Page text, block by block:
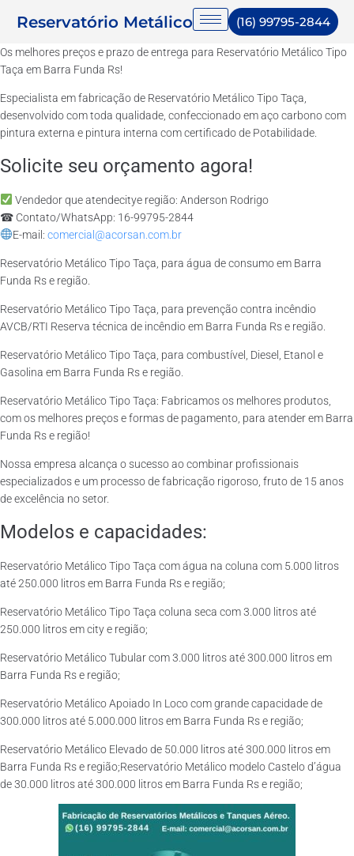
Reservatório Metálico (16) 99795-2844
Os melhores preços e prazo de entrega para Reservatório Metálico Tipo
Taça em Barra Funda Rs!
Especialista em fabricação de Reservatório Metálico Tipo Taça,
desenvolvido com toda qualidade, confeccionado em aço carbono com
pintura externa e pintura interna com certificado de Potabilidade.
Solicite seu orçamento agora!
Vendedor que atendecitye região: Anderson Rodrigo
☎ Contato/WhatsApp: 16-99795-2844
E-mail: comercial@acorsan.com.br
Reservatório Metálico Tipo Taça, para água de consumo em Barra
Funda Rs e região.
Reservatório Metálico Tipo Taça, para prevenção contra incêndio
AVCB/RTI Reserva técnica de incêndio em Barra Funda Rs e região.
Reservatório Metálico Tipo Taça, para combustível, Diesel, Etanol e
Gasolina em Barra Funda Rs e região.
Reservatório Metálico Tipo Taça: Fabricamos os melhores produtos,
com os melhores preços e formas de pagamento, para atender em Barra
Funda Rs e região!
Nossa empresa alcança o sucesso ao combinar profissionais
especializados e um processo de fabricação rigoroso, fruto de 15 anos
de excelência no setor.
Modelos e capacidades:
Reservatório Metálico Tipo Taça com água na coluna com 5.000 litros
até 250.000 litros em Barra Funda Rs e região;
Reservatório Metálico Tipo Taça coluna seca com 3.000 litros até
250.000 litros em city e região;
Reservatório Metálico Tubular com 3.000 litros até 300.000 litros em
Barra Funda Rs e região;
Reservatório Metálico Apoiado In Loco com grande capacidade de
300.000 litros até 5.000.000 litros em Barra Funda Rs e região;
Reservatório Metálico Elevado de 50.000 litros até 300.000 litros em
Barra Funda Rs e região;Reservatório Metálico modelo Castelo d’água
de 30.000 litros até 300.000 litros em Barra Funda Rs e região;